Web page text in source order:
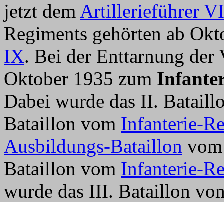
jetzt dem Artillerieführer VI
Regiments gehörten ab
IX. Bei der Enttarnung der
Oktober 1935 zum
Dabei wurde das II.
Bataillon vom Infanterie-
Ausbildungs-Bataillon
Bataillon vom Infanterie-
wurde das III. Bataillon